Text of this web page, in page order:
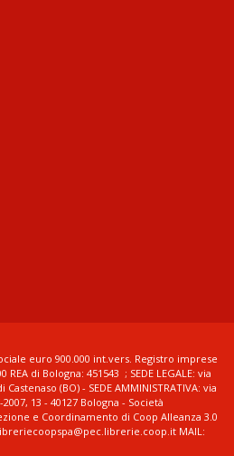
euro 900.000 int.vers. Registro imprese
REA di Bologna: 451543 ; SEDE LEGALE: via
(BO) - SEDE AMMINISTRATIVA: via
13 - 40127 Bologna - Società
e Coordinamento di Coop Alleanza 3.0
libreriecoopspa@pec.librerie.coop.it MAIL: